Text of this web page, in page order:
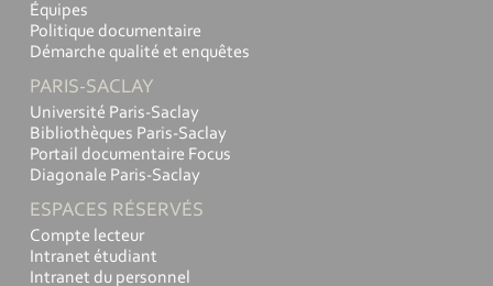
Équipes
Politique documentaire
Démarche qualité et enquêtes
PARIS-SACLAY
Université Paris-Saclay
Bibliothèques Paris-Saclay
Portail documentaire Focus
Diagonale Paris-Saclay
ESPACES RÉSERVÉS
Compte lecteur
Intranet étudiant
Intranet du personnel